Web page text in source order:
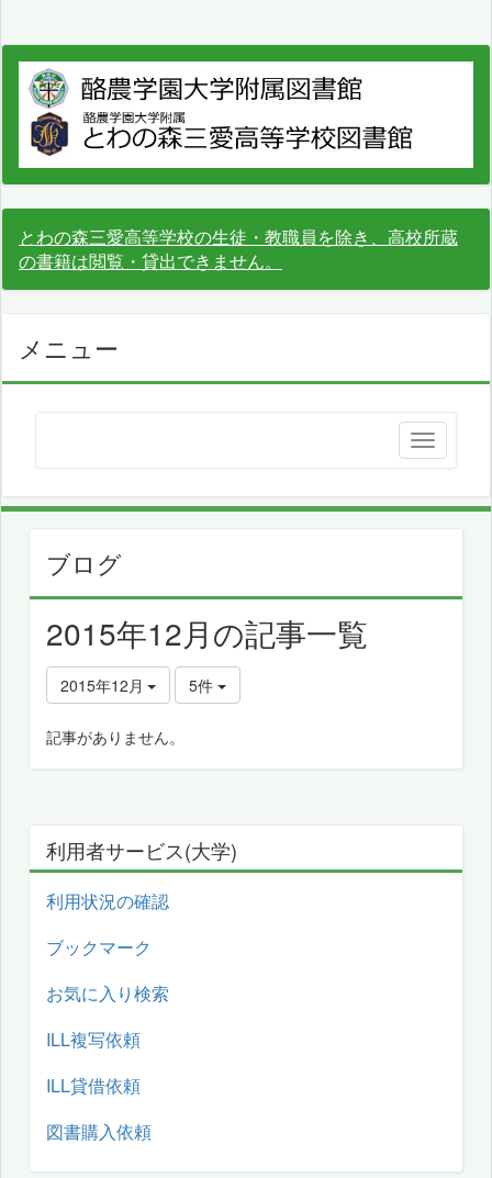
とわの森三愛高等学校の生徒・教職員を除き、高校所蔵
の書籍は閲覧・貸出できません。
メニュー
ブログ
2015年12月の記事一覧
2015年12月 5件
記事がありません。
利用者サービス(大学)
利用状況の確認
ブックマーク
お気に入り検索
ILL複写依頼
ILL貸借依頼
図書購入依頼